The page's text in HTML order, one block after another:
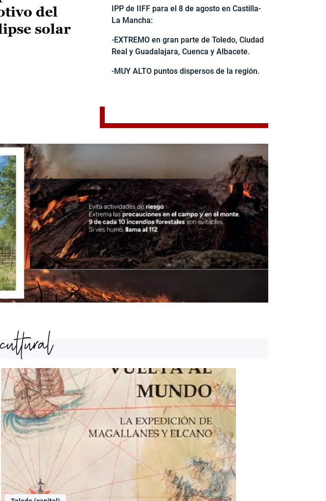
del
solar
IPP de IIFF para el 8 de agosto en Castilla-
La Mancha:
-EXTREMO en gran parte de Toledo, Ciudad
Real y Guadalajara, Cuenca y Albacete.
-MUY ALTO puntos dispersos de la región.